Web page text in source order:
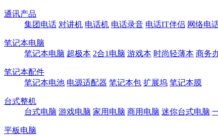
通讯产品
集团电话 对讲机 电话机 电话录音 电话IT伴侣 网络电
笔记本电脑
笔记本电脑 超极本 2合1电脑 游戏本 时尚轻薄本 商务
笔记本配件
笔记本电池 电源适配器 笔记本包 扩展坞 笔记本膜
台式整机
台式电脑 游戏电脑 家用电脑 商用电脑 迷你台式电脑
平板电脑